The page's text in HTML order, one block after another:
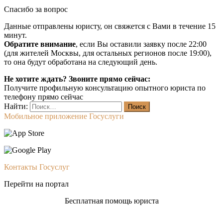
Спасибо за вопрос
Данные отправлены юристу, он свяжется с Вами в течение 15
минут.
Обратите внимание, если Вы оставили заявку после 22:00
(для жителей Москвы, для остальных регионов после 19:00),
то она будут обработана на следующий день.
Не хотите ждать? Звоните прямо сейчас:
Получите профильную консультацию опытного юриста по
телефону прямо сейчас
Найти:
Мобильное приложение Госуслуги
Контакты Госуслуг
Перейти на портал
Бесплатная помощь юриста